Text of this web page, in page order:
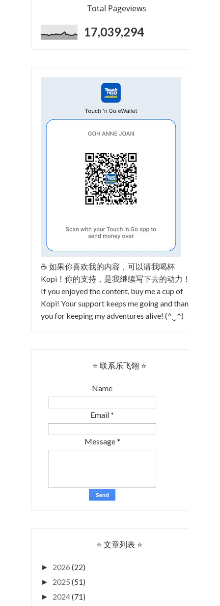
Total Pageviews
17,039,294
☕ 如果你喜欢我的内容，可以请我喝杯
Kopi！你的支持，是我继续写下去的动力！
If you enjoyed the content, buy me a cup of
Kopi! Your support keeps me going and thank
you for keeping my adventures alive! (^‿^)
⭐ 联系乐飞翎 ⭐
Name
Email *
Message *
⭐ 文章列表 ⭐
► 2026 (22)
► 2025 (51)
► 2024(71)